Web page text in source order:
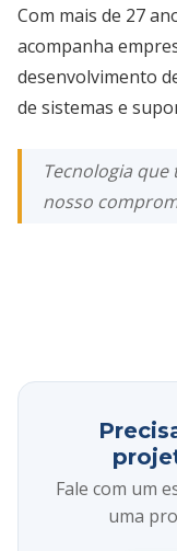
Com mais de 27
acompanha
desenvolvimento
de sistemas e
Tecnologia
nosso
Fale com um
uma